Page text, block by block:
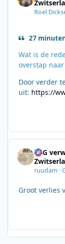
Roel
27
Wat is de
overstap
Door verder
uit: https://
SRG
ruudam ·
Groot verlies